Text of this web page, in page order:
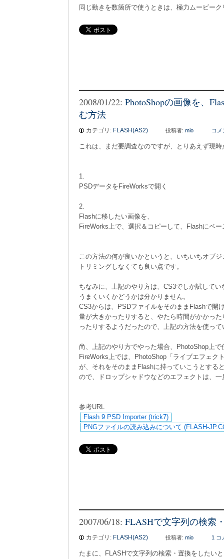
同じ動きを数箇所で使うときは、極力ムービー
2008/01/22: PhotoShopの画像を、
む方法
カテゴリ: FLASH(AS2) 投稿者: mio コ
これは、まだ要調査なのですが、とりあえず現
1.
PSDデータをFireWorksで開く
2.
Flashに移したい画像を、
FireWorks上で、選択＆コピーして、Flashにペー
この方法の何が良いかというと、いちいちオブ
トリミングしなくても良い点です。
ちなみに、上記のやり方は、CS3でしか試して
うまくいくかどうかは分かりません。
CS3からは、PSDファイルをそのままFlashで開
量が大きかったりすると、やたら時間がかかっ
ったりするようだったので、上記の方法を使って
尚、上記のやり方でやった場合、PhotoShop上
FireWorks上では、PhotoShop「ライブエフェク
が、それをそのままFlashに持っていこうとする
ので、ドロップシャドウなどのエフェクトは、
参考URL
Flash 9 PSD Importer (trick7)
PNGファイルの読み込みについて (FLASH-
2007/06/18: FLASHで文字列の検索
カテゴリ: FLASH(AS2) 投稿者: mio 1 コ
たまに、FLASHで文字列の検索・置換をしたい